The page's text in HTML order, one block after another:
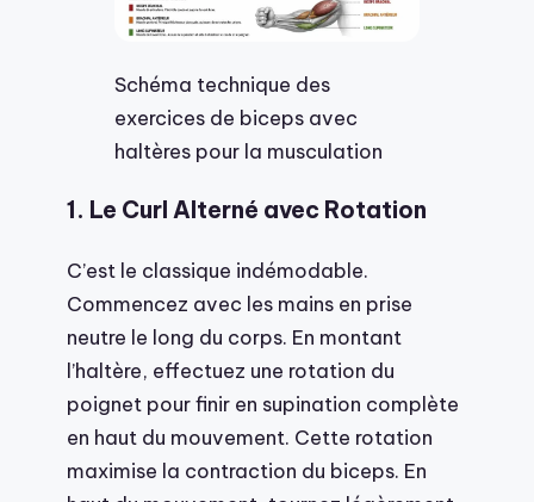
Schéma technique des
exercices de biceps avec
haltères pour la musculation
1. Le Curl Alterné avec Rotation
C’est le classique indémodable.
Commencez avec les mains en prise
neutre le long du corps. En montant
l’haltère, effectuez une rotation du
poignet pour finir en supination complète
en haut du mouvement. Cette rotation
maximise la contraction du biceps. En